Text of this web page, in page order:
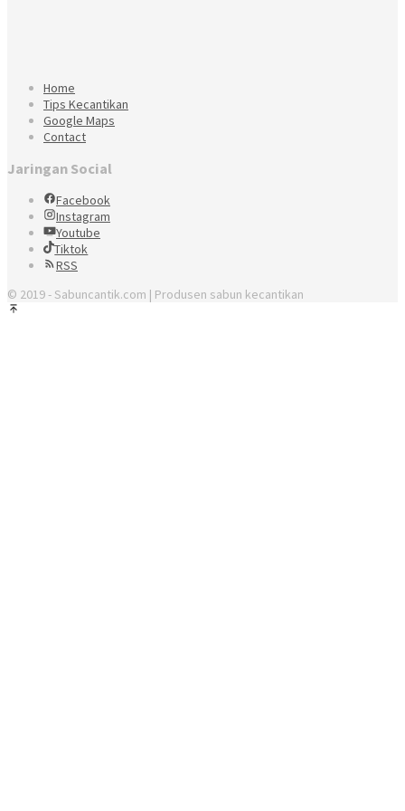
Home
Tips Kecantikan
Google Maps
Contact
Jaringan Social
Facebook
Instagram
Youtube
Tiktok
RSS
© 2019 - Sabuncantik.com | Produsen sabun kecantikan